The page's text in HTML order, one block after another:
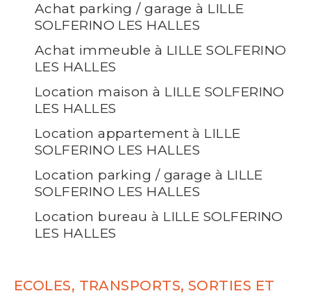
Achat parking / garage à LILLE
SOLFERINO LES HALLES
Achat immeuble à LILLE SOLFERINO
LES HALLES
Location maison à LILLE SOLFERINO
LES HALLES
Location appartement à LILLE
SOLFERINO LES HALLES
Location parking / garage à LILLE
SOLFERINO LES HALLES
Location bureau à LILLE SOLFERINO
LES HALLES
ECOLES, TRANSPORTS, SORTIES ET